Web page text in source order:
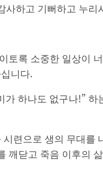
하고 기뻐하고 누리
토록 소중한 일상
니다.
하나도 없구나!”
련으로 생의 무대
깨닫고 죽음 이후의